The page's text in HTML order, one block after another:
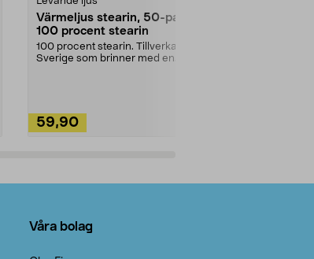
Värmeljus stearin, 50-pack,
100 procent stearin
100 procent stearin. Tillverkade i
Sverige som brinner med en
59,90
Våra bolag